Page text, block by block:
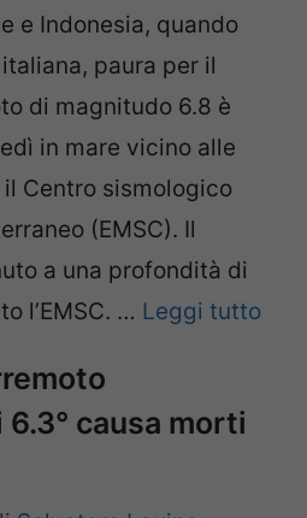
e Indonesia, quando
paura per il
di magnitudo 6.8 è
in mare vicino alle
Centro sismologico
(EMSC). Il
a una profondità di
l’EMSC. … Leggi tutto
causa morti